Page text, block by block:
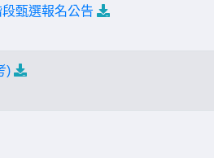
甄選報名公告
)